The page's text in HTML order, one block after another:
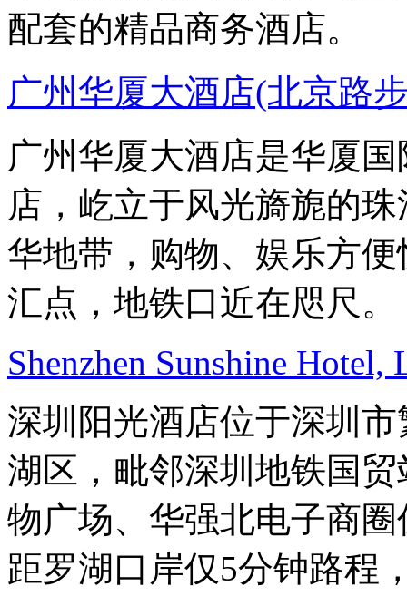
配套的精品商务酒店。
广州华厦大酒店(北京路
广州华厦大酒店是华厦
店，屹立于风光旖旎的
华地带，购物、娱乐方
汇点，地铁口近在咫尺。
Shenzhen Sunshine Hotel,
深圳阳光酒店位于深圳
湖区，毗邻深圳地铁国
物广场、华强北电子商
距罗湖口岸仅5分钟路程